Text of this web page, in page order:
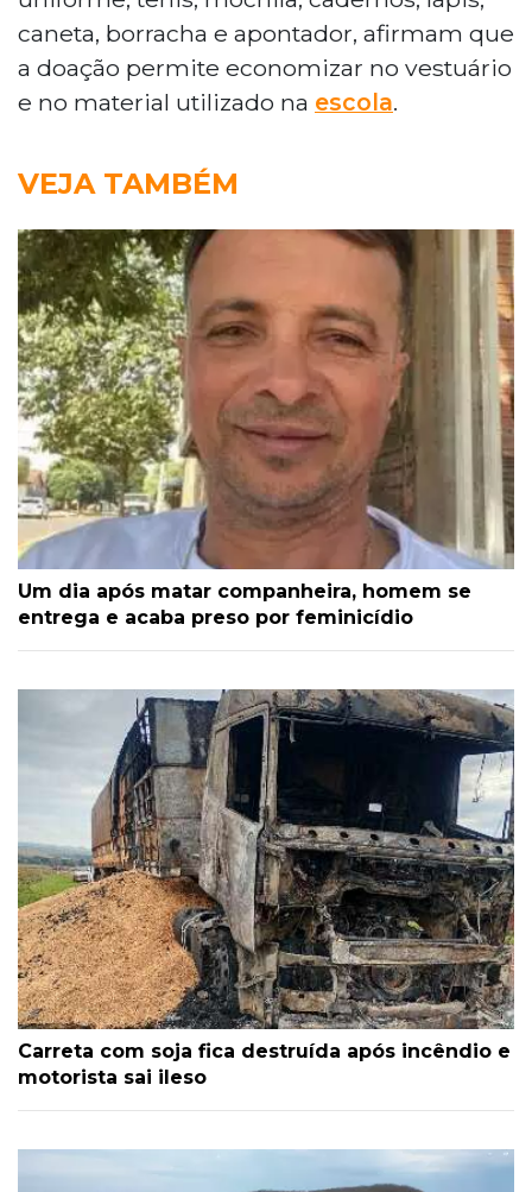
caneta, borracha e apontador, afirmam que
a doação permite economizar no vestuário
e no material utilizado na escola.
VEJA TAMBÉM
Um dia após matar companheira, homem se
entrega e acaba preso por feminicídio
Carreta com soja fica destruída após incêndio e
motorista sai ileso